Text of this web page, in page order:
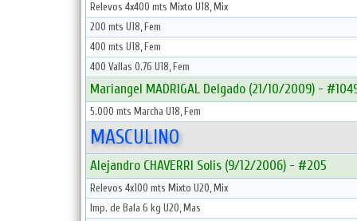
Relevos 4x400 mts Mixto U18, Mix
200 mts U18, Fem
400 mts U18, Fem
400 Vallas 0.76 U18, Fem
Mariangel MADRIGAL Delgado (21/10/2009) -
5.000 mts Marcha U18, Fem
MASCULINO
Alejandro CHAVERRI Solis (9/12/2006) - #205
Relevos 4x100 mts Mixto U20, Mix
Imp. de Bala 6 kg U20, Mas